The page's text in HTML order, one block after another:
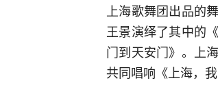
上海歌舞团出品的
王景演绎了其中的
门到天安门》。上
共同唱响《上海，